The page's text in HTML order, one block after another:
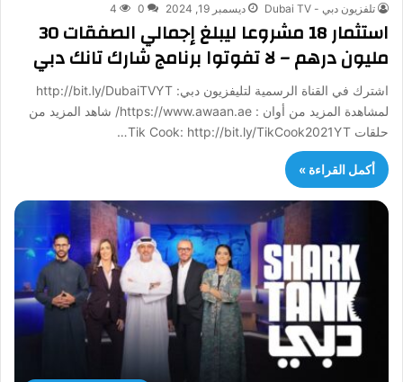
تلفزيون دبي - Dubai TV ديسمبر 19, 2024 0
4
استثمار 18 مشروعا ليبلغ إجمالي الصفقات 30
مليون درهم – لا تفوتوا برنامج شارك تانك دبي
اشترك في القناة الرسمية لتليفزيون دبي: http://bit.ly/DubaiTVYT
لمشاهدة المزيد من أوان : https://www.awaan.ae/ شاهد المزيد من
حلقات Tik Cook: http://bit.ly/TikCook2021YT…
أكمل القراءة »